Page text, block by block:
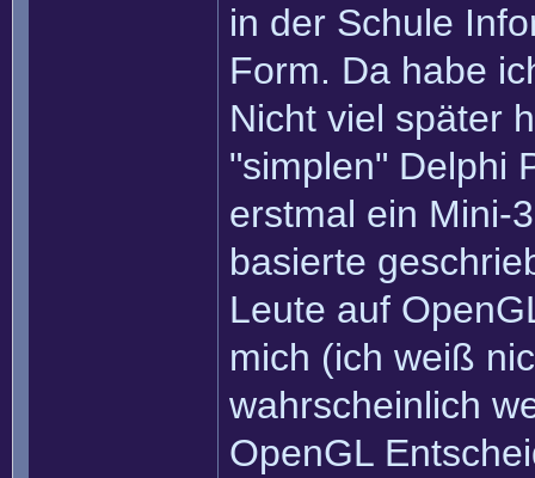
in der Schule
Form. Da habe
Nicht viel später
"simplen" Delphi
erstmal ein Mini-
basierte
Leute auf
mich (ich weiß
wahrscheinlich
OpenGL